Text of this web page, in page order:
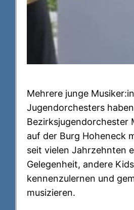
Mehrere junge
Jugendorchesters
Bezirksjugendorchester
auf der Burg Hoheneck
seit vielen Jahrzehnten
Gelegenheit, andere Kids
kennenzulernen und
musizieren.